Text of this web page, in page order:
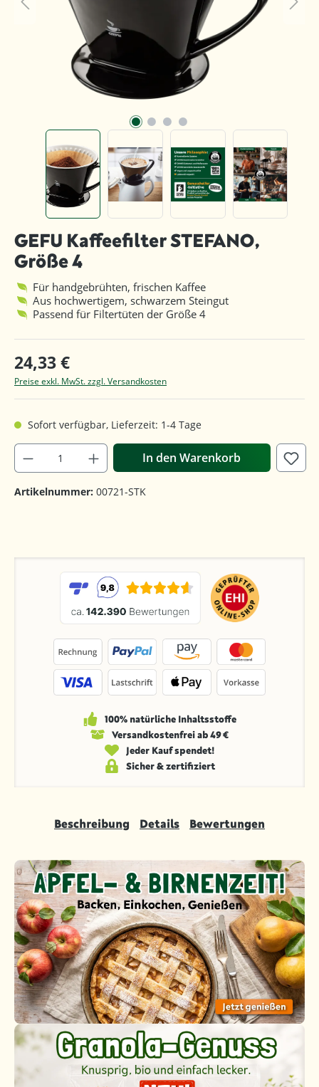
GEFU Kaffeefilter STEFANO,
Größe 4
Für handgebrühten, frischen Kaffee
Aus hochwertigem, schwarzem Steingut
Passend für Filtertüten der Größe 4
24,33 €
Preise exkl. MwSt. zzgl. Versandkosten
Sofort verfügbar, Lieferzeit: 1-4 Tage
In den Warenkorb
Artikelnummer: 00721-STK
100% natürliche Inhaltsstoffe
Versandkosten­frei ab 49 €
Jeder Kauf spendet!
Sicher & zertifiziert
Beschreibung Details Bewertungen